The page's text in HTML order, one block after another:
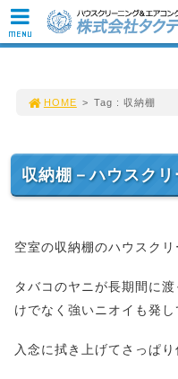
HOME > Tag : 収納棚
収納棚－ハウスク
空室の収納棚のハウスクリ
タバコのヤニが長期間に
けでなく強いニオイも発し
入念に拭き上げてさっぱり
MENU